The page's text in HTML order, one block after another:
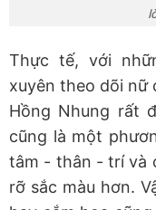
Thực tế, với
xuyên theo dõi nữ
Hồng Nhung rất
cũng là một
tâm - thân - trí và
rỡ sắc màu hơn.